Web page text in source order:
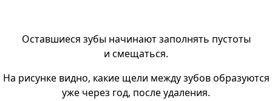
Оставшиеся зубы начинают заполнять пустоты
и смещаться.
На рисунке видно, какие щели между зубов образуются
уже через год, после удаления.